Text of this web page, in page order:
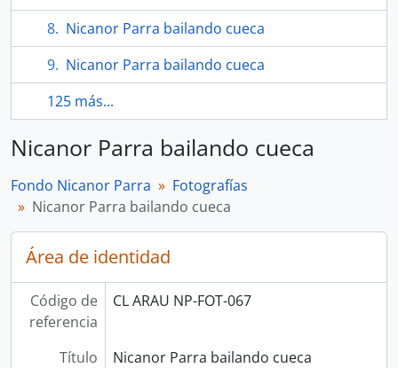
Nicanor Parra bailando cueca
Nicanor Parra bailando cueca
125 más...
Nicanor Parra bailando cueca
Fondo Nicanor Parra
Fotografías
Nicanor Parra bailando cueca
Área de identidad
Código de
referencia
CL ARAU NP-FOT-067
Título
Nicanor Parra bailando cueca